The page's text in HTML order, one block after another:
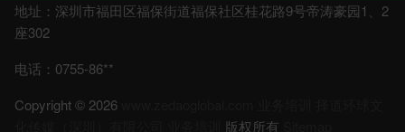
地址：深圳市福田区福保街道福保社区桂花路9号帝涛豪园1、2
座302
电话：0755-86**
Copyright © 2026
版权所有